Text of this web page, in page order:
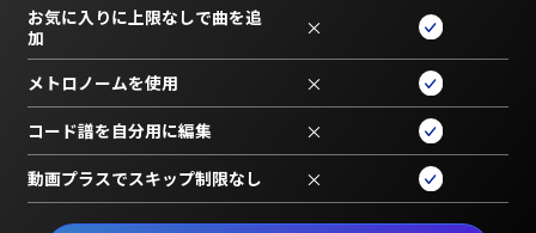
お気に入りに上限なしで曲を追
加
×
メトロノームを使用 ×
コード譜を自分用に編集 ×
動画プラスでスキップ制限なし ×